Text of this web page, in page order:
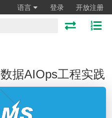
语言 登录 开放注册
据AIOps工程实践